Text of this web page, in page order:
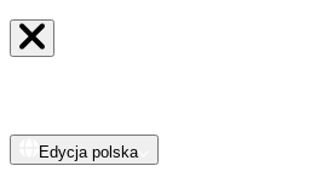
Edycja polska